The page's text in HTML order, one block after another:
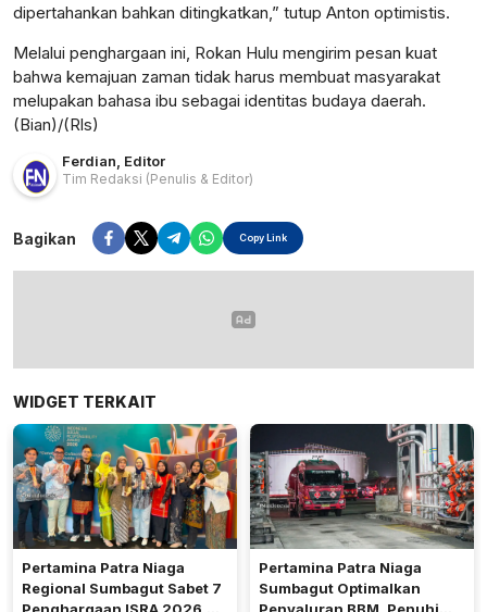
dipertahankan bahkan ditingkatkan,” tutup Anton optimistis.
Melalui penghargaan ini, Rokan Hulu mengirim pesan kuat
bahwa kemajuan zaman tidak harus membuat masyarakat
melupakan bahasa ibu sebagai identitas budaya daerah.
(Bian)/(Rls)
Ferdian Editor
Tim Redaksi (Penulis & Editor)
Bagikan Copy Link
WIDGET TERKAIT
Pertamina Patra Niaga
Regional Sumbagut Sabet 7
Pertamina Patra Niaga
Sumbagut Optimalkan